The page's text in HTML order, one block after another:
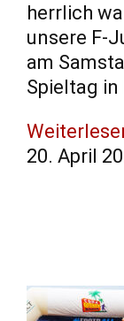
herrlich
unsere F-
am
Spieltag in
20. April